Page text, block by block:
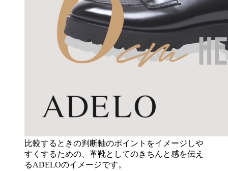
比較するときの判断軸のポイントをイメージしや
すくするための、革靴としてのきちんと感を伝え
るADELOのイメージです。